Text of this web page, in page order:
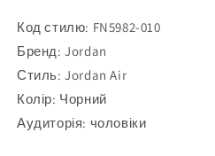
T-
Shirt
FN5982-
010
T-
FN5982-
Код стилю: FN5982-010
Бренд: Jordan
Стиль: Jordan Air
Колір: Чорний
Аудиторія: чоловіки